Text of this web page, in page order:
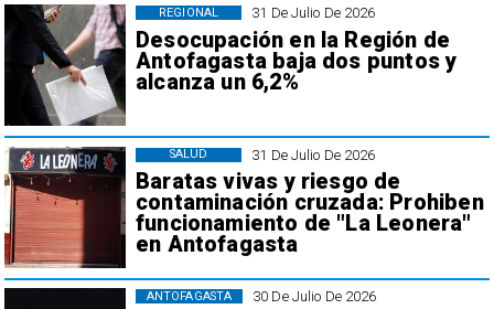
31 De Julio De 2026
Desocupación en la Región de
Antofagasta baja dos puntos y
alcanza un 6,2%
REGIONAL
31 De Julio De 2026
Baratas vivas y riesgo de
contaminación cruzada: Prohiben
funcionamiento de "La Leonera"
en Antofagasta
SALUD
30 De Julio De 2026
ANTOFAGASTA